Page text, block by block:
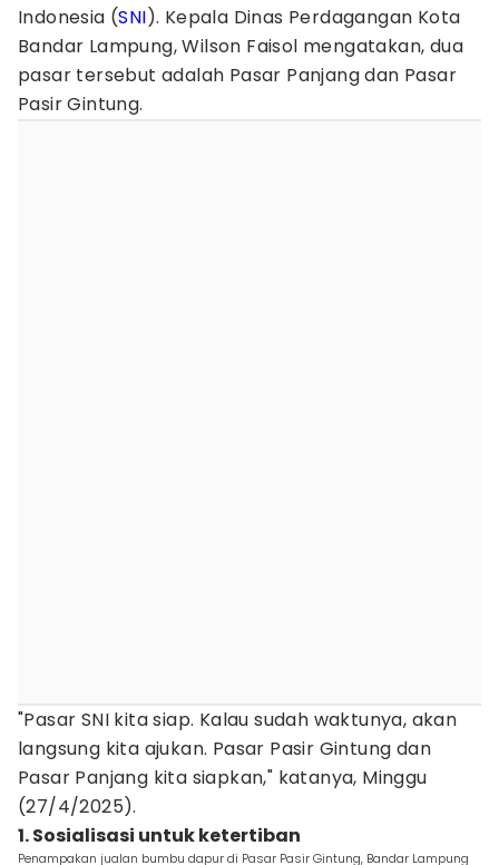
Indonesia (SNI). Kepala Dinas Perdagangan Kota
Bandar Lampung, Wilson Faisol mengatakan, dua
pasar tersebut adalah Pasar Panjang dan Pasar
Pasir Gintung.
"Pasar SNI kita siap. Kalau sudah waktunya, akan
langsung kita ajukan. Pasar Pasir Gintung dan
Pasar Panjang kita siapkan," katanya, Minggu
(27/4/2025).
1. Sosialisasi untuk ketertiban
Penampakan jualan bumbu dapur di Pasar Pasir Gintung, Bandar Lampung